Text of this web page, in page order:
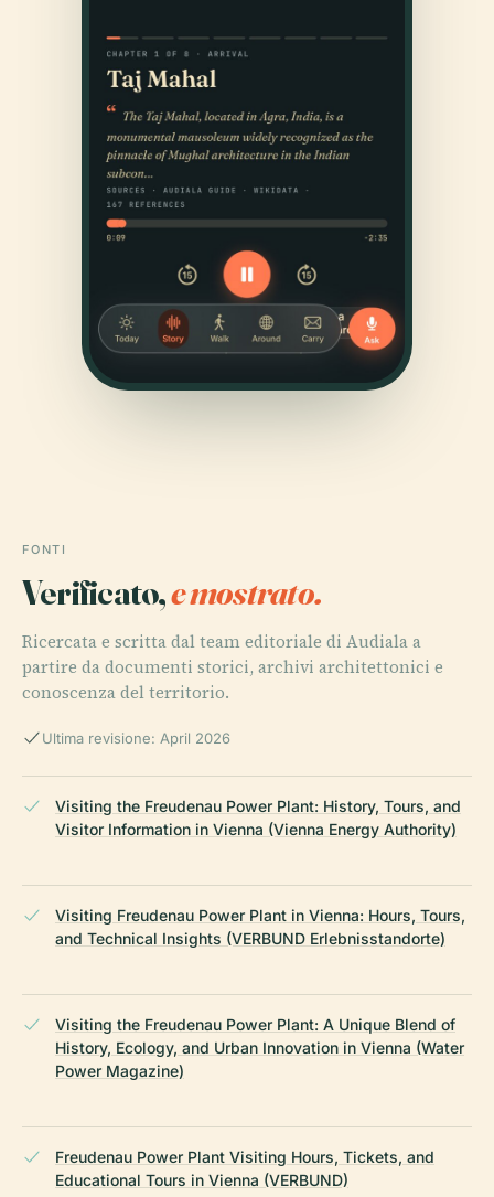
FONTI
Verificato,e mostrato.
Ricercata e scritta dal team editoriale di Audiala a
partire da documenti storici, archivi architettonici e
conoscenza del territorio.
Ultima revisione: April 2026
Visiting the Freudenau Power Plant: History, Tours, and
Visitor Information in Vienna (Vienna Energy Authority)
Visiting Freudenau Power Plant in Vienna: Hours, Tours,
and Technical Insights (VERBUND Erlebnisstandorte)
Visiting the Freudenau Power Plant: A Unique Blend of
History, Ecology, and Urban Innovation in Vienna (Water
Power Magazine)
Freudenau Power Plant Visiting Hours, Tickets, and
Educational Tours in Vienna (VERBUND)